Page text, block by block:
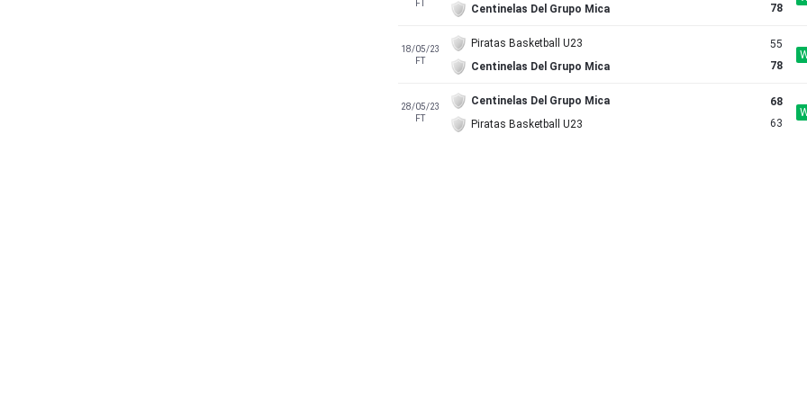
FT Centinelas Del Grupo Mica 78
18/05/23
FT
Piratas Basketball U23
Centinelas Del Grupo Mica
55
78
28/05/23
FT
Centinelas Del Grupo Mica
Piratas Basketball U23
68
63